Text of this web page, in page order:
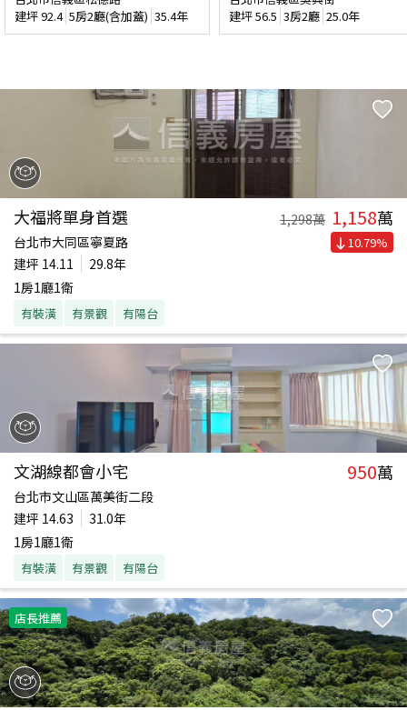
建坪92.4 5房2廳(含加蓋) 35.4年
建坪56.5 3房2廳 25.0年
大福將單身首選 1,298萬 1,158萬
台北市大同區寧夏路
建坪 14.11
29.8年
1房1廳1衛
有裝潢 有景觀 有陽台
10.79%
文湖線都會小宅 950萬
台北市文山區萬美街二段
建坪 14.63
31.0年
1房1廳1衛
有裝潢 有景觀 有陽台
店長推薦